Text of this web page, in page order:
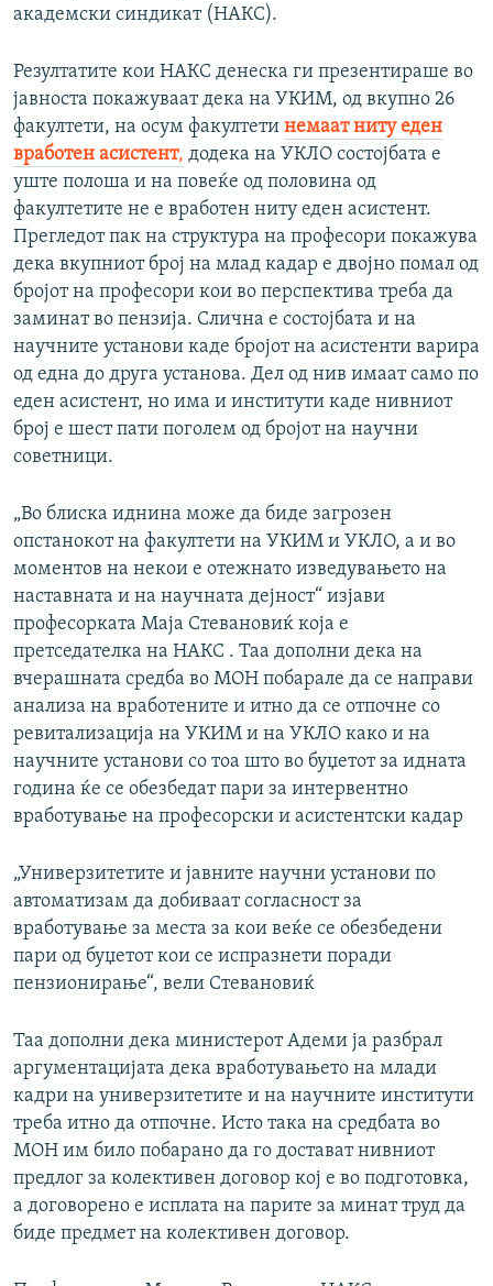
академски синдикат (НАКС).
Резултатите кои НАКС денеска ги презентираше во
јавноста покажуваат дека на УКИМ, од вкупно 26
факултети, на осум факултети немаат ниту еден
вработен асистент, додека на УКЛО состојбата е
уште полоша и на повеќе од половина од
факултетите не е вработен ниту еден асистент.
Прегледот пак на структура на професори покажува
дека вкупниот број на млад кадар е двојно помал од
бројот на професори кои во перспектива треба да
заминат во пензија. Слична е состојбата и на
научните установи каде бројот на асистенти варира
од една до друга установа. Дел од нив имаат само по
еден асистент, но има и институти каде нивниот
број е шест пати поголем од бројот на научни
советници.
„Во блиска иднина може да биде загрозен
опстанокот на факултети на УКИМ и УКЛО, а и во
моментов на некои е отежнато изведувањето на
наставната и на научната дејност“ изјави
професорката Маја Стевановиќ која е
претседателка на НАКС . Таа дополни дека на
вчерашната средба во МОН побарале да се направи
анализа на вработените и итно да се отпочне со
ревитализација на УКИМ и на УКЛО како и на
научните установи со тоа што во буџетот за идната
година ќе се обезбедат пари за интервентно
вработување на професорски и асистентски кадар
„Универзитетите и јавните научни установи по
автоматизам да добиваат согласност за
вработување за места за кои веќе се обезбедени
пари од буџетот кои се испразнети порaди
пензионирање“, вели Стевановиќ
Таа дополни дека министерот Адеми ја разбрал
аргументацијата дека вработувањето на млади
кадри на универзитетите и на научните институти
треба итно да отпочне. Исто така на средбата во
МОН им било побарано да го достават нивниот
предлог за колективен договор кој е во подготовка,
а договорено е исплата на парите за минат труд да
биде предмет на колективен договор.